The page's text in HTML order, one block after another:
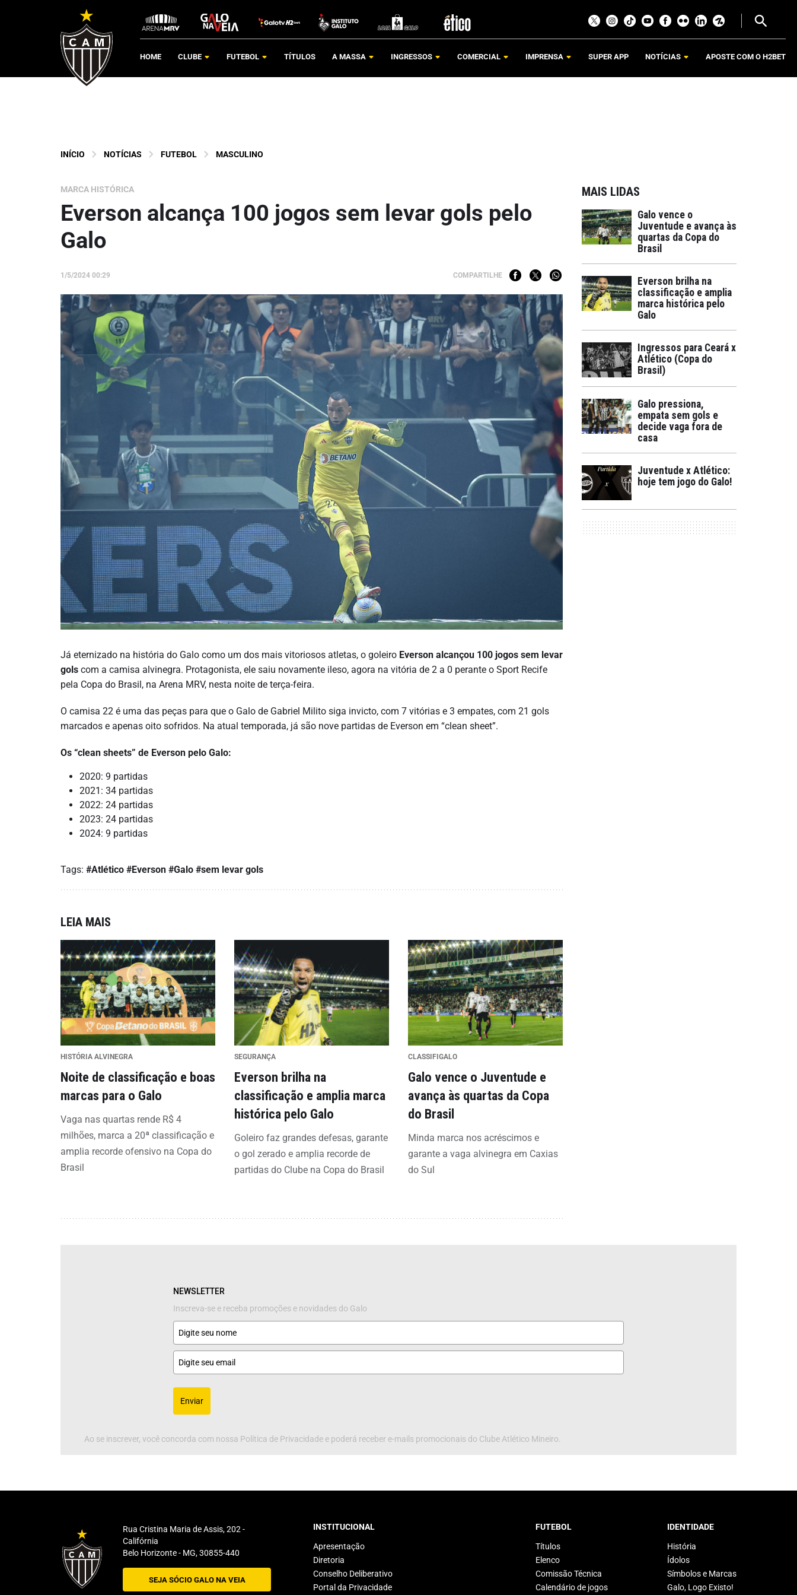
HOME CLUBE FUTEBOL TÍTULOS A MASSA INGRESSOS COMERCIAL IMPRENSA SUPER APP NOTÍCIAS APOSTE COM O H2BET
INÍCIO NOTÍCIAS FUTEBOL MASCULINO
MARCA HISTÓRICA
Everson alcança 100 jogos sem levar gols pelo
Galo
1/5/2024 00:29 COMPARTILHE
Já eternizado na história do Galo como um dos mais vitoriosos atletas, o goleiro Everson alcançou 100 jogos sem levar
gols com a camisa alvinegra. Protagonista, ele saiu novamente ileso, agora na vitória de 2 a 0 perante o Sport Recife
pela Copa do Brasil, na Arena MRV, nesta noite de terça-feira.
O camisa 22 é uma das peças para que o Galo de Gabriel Milito siga invicto, com 7 vitórias e 3 empates, com 21 gols
marcados e apenas oito sofridos. Na atual temporada, já são nove partidas de Everson em “clean sheet”.
Os “clean sheets” de Everson pelo Galo:
2020: 9 partidas
2021: 34 partidas
2022: 24 partidas
2023: 24 partidas
2024: 9 partidas
Tags: #Atlético #Everson #Galo #sem levar gols
LEIA MAIS
HISTÓRIA ALVINEGRA
Noite de classificação e boas
marcas para o Galo
Vaga nas quartas rende R$ 4
milhões, marca a 20ª classificação e
amplia recorde ofensivo na Copa do
Brasil
SEGURANÇA
Everson brilha na
classificação e amplia marca
histórica pelo Galo
Goleiro faz grandes defesas, garante
o gol zerado e amplia recorde de
partidas do Clube na Copa do Brasil
CLASSIFIGALO
Galo vence o Juventude e
avança às quartas da Copa
do Brasil
Minda marca nos acréscimos e
garante a vaga alvinegra em Caxias
do Sul
MAIS LIDAS
Galo vence o
Juventude e avança às
quartas da Copa do
Brasil
Everson brilha na
classificação e amplia
marca histórica pelo
Galo
Ingressos para Ceará x
Atlético (Copa do
Brasil)
Galo pressiona,
empata sem gols e
decide vaga fora de
casa
Juventude x Atlético:
hoje tem jogo do Galo!
NEWSLETTER
Inscreva-se e receba promoções e novidades do Galo
Enviar
Ao se inscrever, você concorda com nossa Política de Privacidade e poderá receber e-mails promocionais do Clube Atlético Mineiro.
Rua Cristina Maria de Assis, 202 -
Califórnia
Belo Horizonte - MG, 30855-440
SEJA SÓCIO GALO NA VEIA
INSTITUCIONAL
Apresentação
Diretoria
Conselho Deliberativo
Portal da Privacidade
FUTEBOL
Títulos
Elenco
Comissão Técnica
Calendário de jogos
IDENTIDADE
História
Ídolos
Símbolos e Marcas
Galo, Logo Existo!